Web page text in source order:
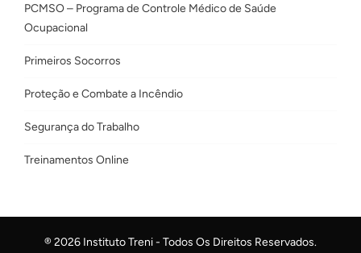
PCMSO – Programa de Controle Médico de Saúde
Ocupacional
Primeiros Socorros
Proteção e Combate a Incêndio
Segurança do Trabalho
Treinamentos Online
® 2026 Instituto Treni - Todos Os Direitos Reservados.